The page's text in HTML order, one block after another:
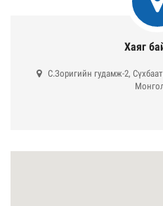
Хаяг
С.Зоригийн гудамж-2,